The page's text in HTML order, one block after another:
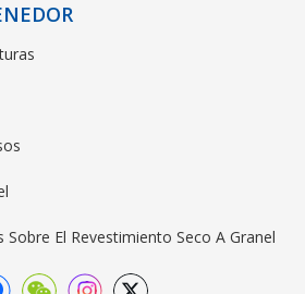
Sobre El Revestimiento Seco A Granel